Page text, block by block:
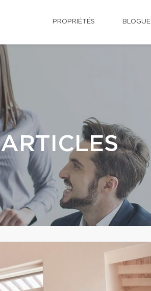
PROPRIÉTÉS BLOGUE
ARTICLES